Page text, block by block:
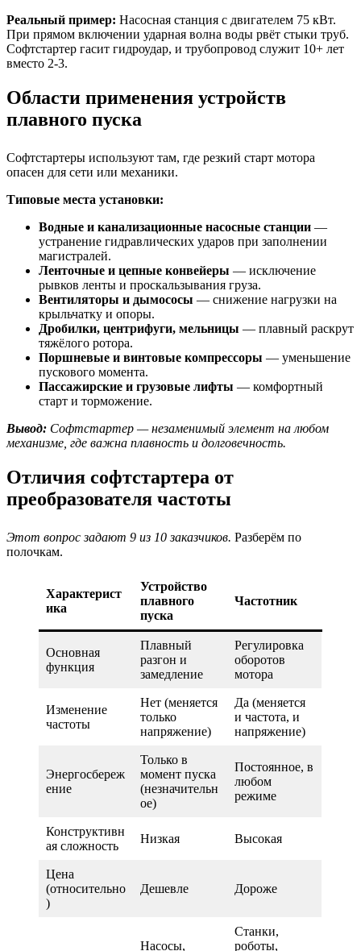
Реальный пример: Насосная станция с двигателем 75 кВт.
При прямом включении ударная волна воды рвёт стыки труб.
Софтстартер гасит гидроудар, и трубопровод служит 10+ лет
вместо 2-3.
Области применения устройств
плавного пуска
Софтстартеры используют там, где резкий старт мотора
опасен для сети или механики.
Типовые места установки:
Водные и канализационные насосные станции —
устранение гидравлических ударов при заполнении
магистралей.
Ленточные и цепные конвейеры — исключение
рывков ленты и проскальзывания груза.
Вентиляторы и дымососы — снижение нагрузки на
крыльчатку и опоры.
Дробилки, центрифуги, мельницы — плавный раскрут
тяжёлого ротора.
Поршневые и винтовые компрессоры — уменьшение
пускового момента.
Пассажирские и грузовые лифты — комфортный
старт и торможение.
Вывод: Софтстартер — незаменимый элемент на любом
механизме, где важна плавность и долговечность.
Отличия софтстартера от
преобразователя частоты
Этот вопрос задают 9 из 10 заказчиков. Разберём по
полочкам.
Характерист
ика
Устройство
плавного
пуска
Частотник
Основная
функция
Плавный
разгон и
замедление
Регулировка
оборотов
мотора
Изменение
частоты
Нет (меняется
только
напряжение)
Да (меняется
и частота, и
напряжение)
Энергосбереж
ение
Только в
момент пуска
(незначительн
ое)
Постоянное, в
любом
режиме
Конструктивн
ая сложность
Низкая Высокая
Цена
(относительно
)
Дешевле Дороже
Насосы,
Станки,
роботы,